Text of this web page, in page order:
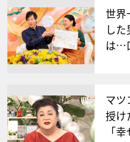
世界
し
は…
マツ
授け
「